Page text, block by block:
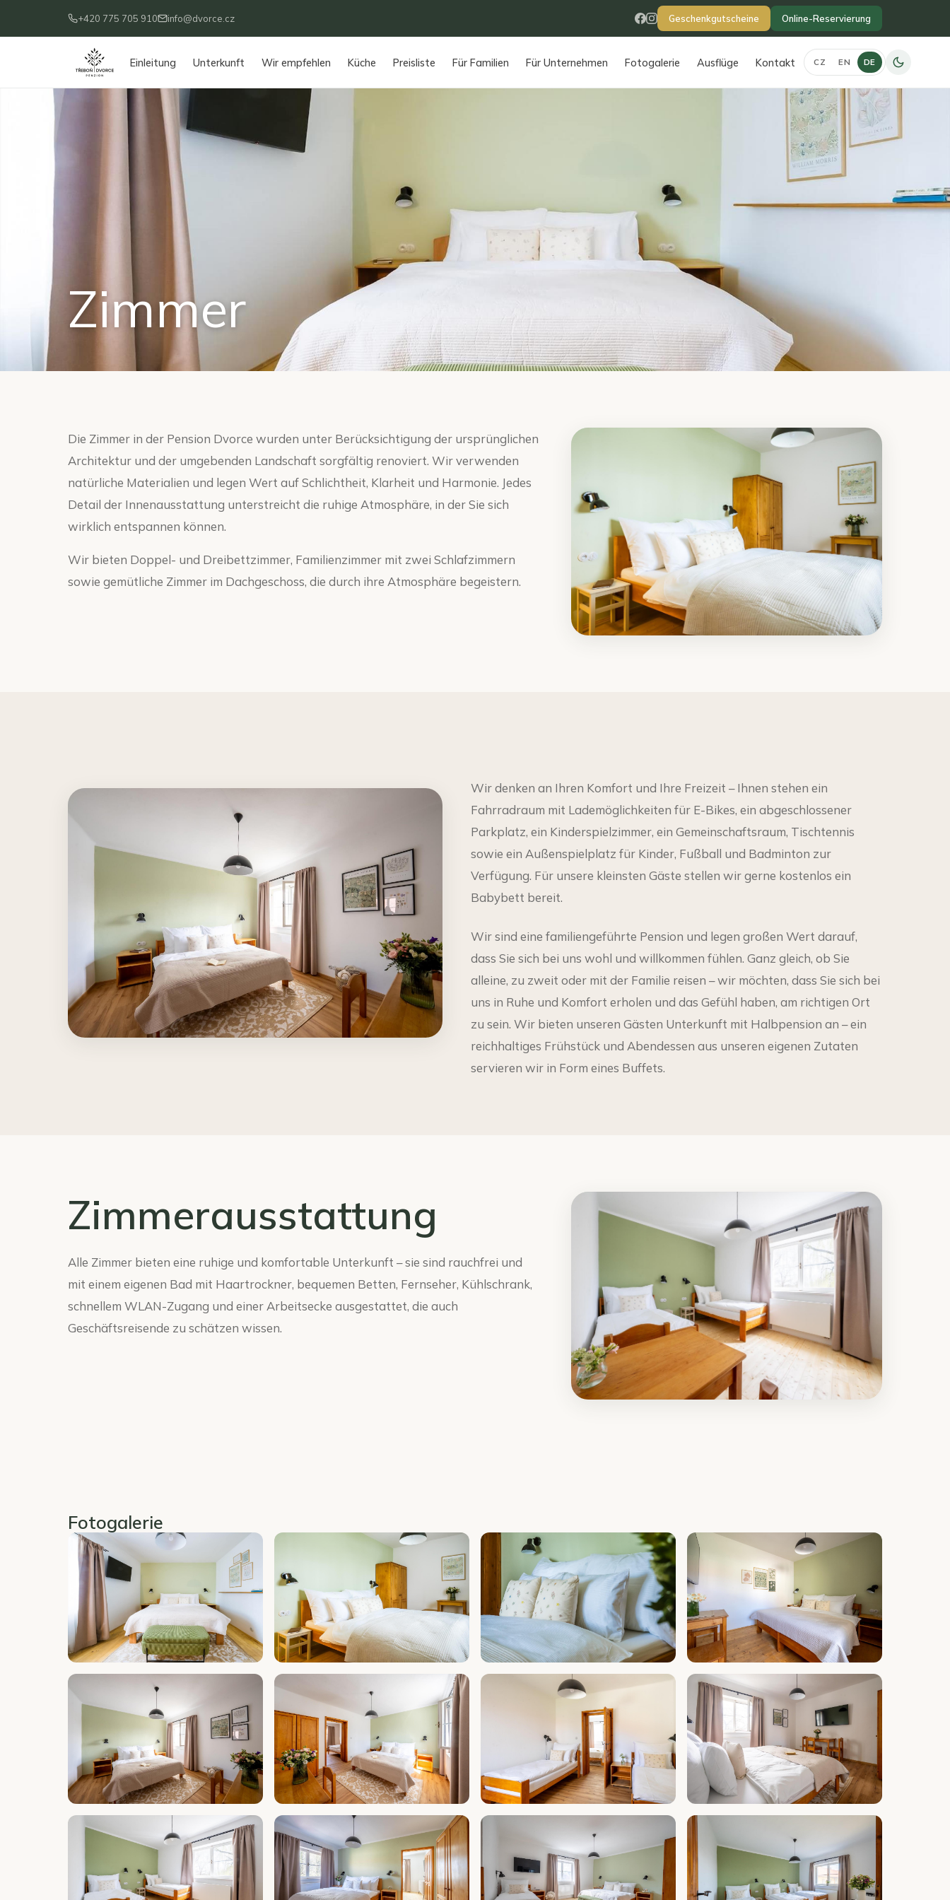
+420 775 705 910 info@dvorce.cz Geschenkgutscheine Online-Reservierung
Einleitung Unterkunft Wir empfehlen Küche Preisliste Für Familien Für Unternehmen Fotogalerie Ausflüge Kontakt CZ EN DE
Zimmer
Die Zimmer in der Pension Dvorce wurden unter Berücksichtigung der ursprünglichen
Architektur und der umgebenden Landschaft sorgfältig renoviert. Wir verwenden
natürliche Materialien und legen Wert auf Schlichtheit, Klarheit und Harmonie. Jedes
Detail der Innenausstattung unterstreicht die ruhige Atmosphäre, in der Sie sich
wirklich entspannen können.
Wir bieten Doppel- und Dreibettzimmer, Familienzimmer mit zwei Schlafzimmern
sowie gemütliche Zimmer im Dachgeschoss, die durch ihre Atmosphäre begeistern.
Wir denken an Ihren Komfort und Ihre Freizeit – Ihnen stehen ein
Fahrradraum mit Lademöglichkeiten für E-Bikes, ein abgeschlossener
Parkplatz, ein Kinderspielzimmer, ein Gemeinschaftsraum, Tischtennis
sowie ein Außenspielplatz für Kinder, Fußball und Badminton zur
Verfügung. Für unsere kleinsten Gäste stellen wir gerne kostenlos ein
Babybett bereit.
Wir sind eine familiengeführte Pension und legen großen Wert darauf,
dass Sie sich bei uns wohl und willkommen fühlen. Ganz gleich, ob Sie
alleine, zu zweit oder mit der Familie reisen – wir möchten, dass Sie sich bei
uns in Ruhe und Komfort erholen und das Gefühl haben, am richtigen Ort
zu sein. Wir bieten unseren Gästen Unterkunft mit Halbpension an – ein
reichhaltiges Frühstück und Abendessen aus unseren eigenen Zutaten
servieren wir in Form eines Buffets.
Zimmerausstattung
Alle Zimmer bieten eine ruhige und komfortable Unterkunft – sie sind rauchfrei und
mit einem eigenen Bad mit Haartrockner, bequemen Betten, Fernseher, Kühlschrank,
schnellem WLAN-Zugang und einer Arbeitsecke ausgestattet, die auch
Geschäftsreisende zu schätzen wissen.
Fotogalerie